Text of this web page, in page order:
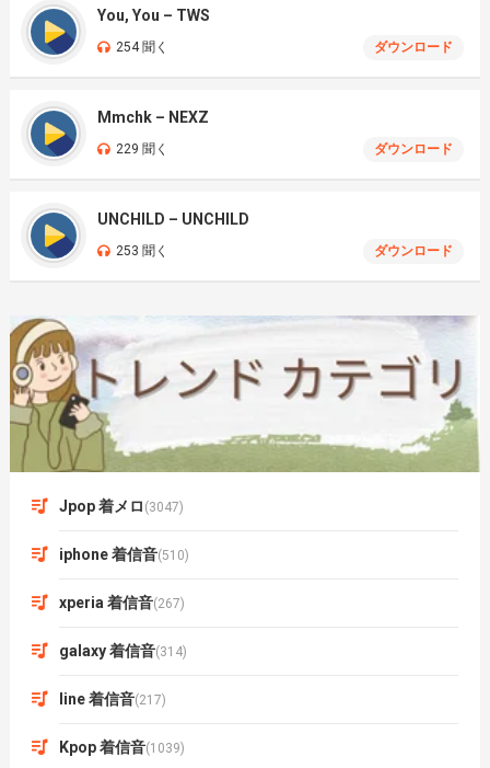
You, You – TWS
254 聞く ダウンロード
Mmchk – NEXZ
229 聞く ダウンロード
UNCHILD – UNCHILD
253 聞く ダウンロード
Jpop 着メロ (3047)
iphone 着信音(510)
xperia 着信音(267)
galaxy 着信音(314)
line 着信音(217)
Kpop 着信音(1039)